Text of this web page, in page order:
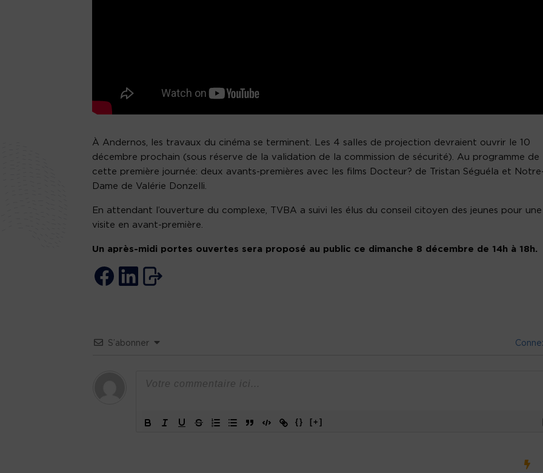
À Andernos, les travaux du cinéma se terminent. Les 4 salles de projection devraient ouvrir le 10
décembre prochain (sous réserve de la validation de la commission de sécurité). Au programme de
cette première journée: deux avants-premières avec les films Docteur? de Tristan Séguéla et
Dame de Valérie Donzelli.
En attendant l’ouverture du complexe, TVBA a suivi les élus du conseil citoyen des jeunes pour une
visite en avant-première.
Un après-midi portes ouvertes sera proposé au public ce dimanche 8 décembre de 14h à 18h.
S’abonner
{} [+]